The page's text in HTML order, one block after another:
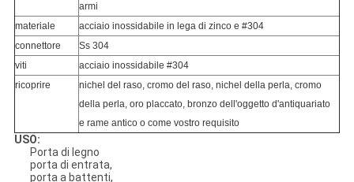
armi
materiale
acciaio inossidabile in lega di zinco e #304
connettore
Ss 304
viti
acciaio inossidabile #304
ricoprire
nichel del raso, cromo del raso, nichel della perla, cromo
della perla, oro placcato, bronzo dell'oggetto d'antiquariato
e rame antico o come vostro requisito
USO:
Porta di legno
porta di entrata,
porta a battenti,